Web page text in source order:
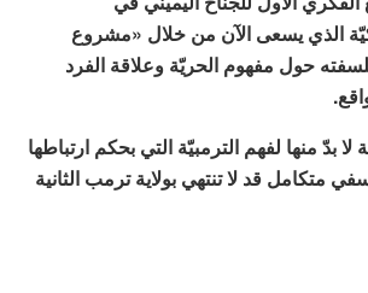
الذي يسعى الآن من خلال «مشروع
فلسفته حول مفهوم الحريّة وعلاقة الفرد
لا بدّ منها لفهم الترمبيّة التي بحكم ارتباطها
قد لا تنتهي بولاية ترمب الثانية